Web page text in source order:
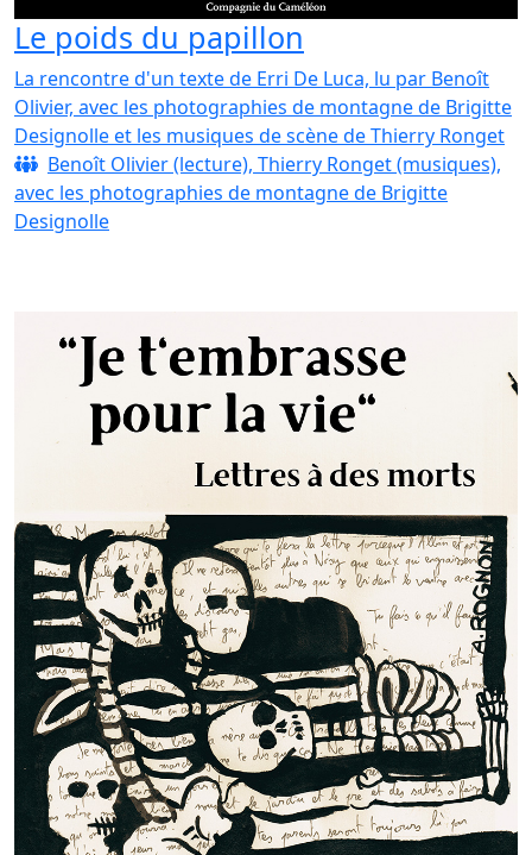
Le poids du papillon
La rencontre d'un texte de Erri De Luca, lu par Benoît
Olivier, avec les photographies de montagne de Brigitte
Designolle et les musiques de scène de Thierry Ronget
Benoît Olivier (lecture), Thierry Ronget (musiques),
avec les photographies de montagne de Brigitte
Designolle